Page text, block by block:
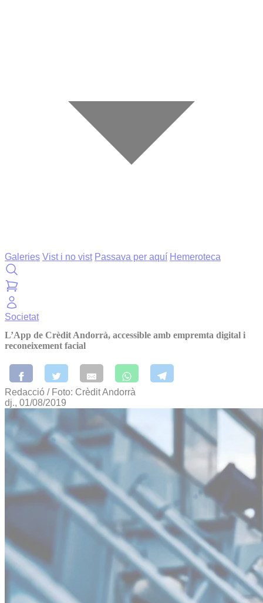
Galeries Vist i no vist Passava per aquí Hemeroteca
Societat
L’App de Crèdit Andorrà, accessible amb empremta digital i
reconeixement facial
Redacció / Foto: Crèdit Andorrà
dj., 01/08/2019